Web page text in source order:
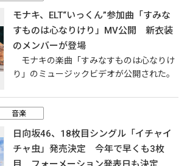
モナキ、ELT“いっくん”参加曲「すみな
すものは心なりけり」MV公開 新衣装
のメンバーが登場
モナキの楽曲「すみなすものは心なりけ
り」のミュージックビデオが公開された。
音楽
日向坂46、18枚目シングル「イチャイ
チャ虫」発売決定 今年で早くも3枚